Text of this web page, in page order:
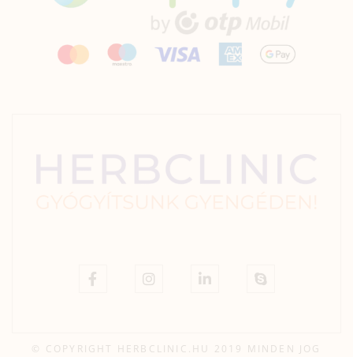
© COPYRIGHT HERBCLINIC.HU 2019 MINDEN JOG